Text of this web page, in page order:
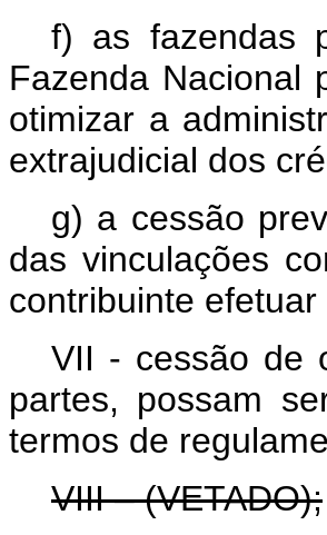
f) as fazendas
Fazenda Nacional
otimizar a
extrajudicial dos
g) a cessão
das vinculações
contribuinte
VII - cessão de
partes, possam
termos de
VIII – (VETADO);